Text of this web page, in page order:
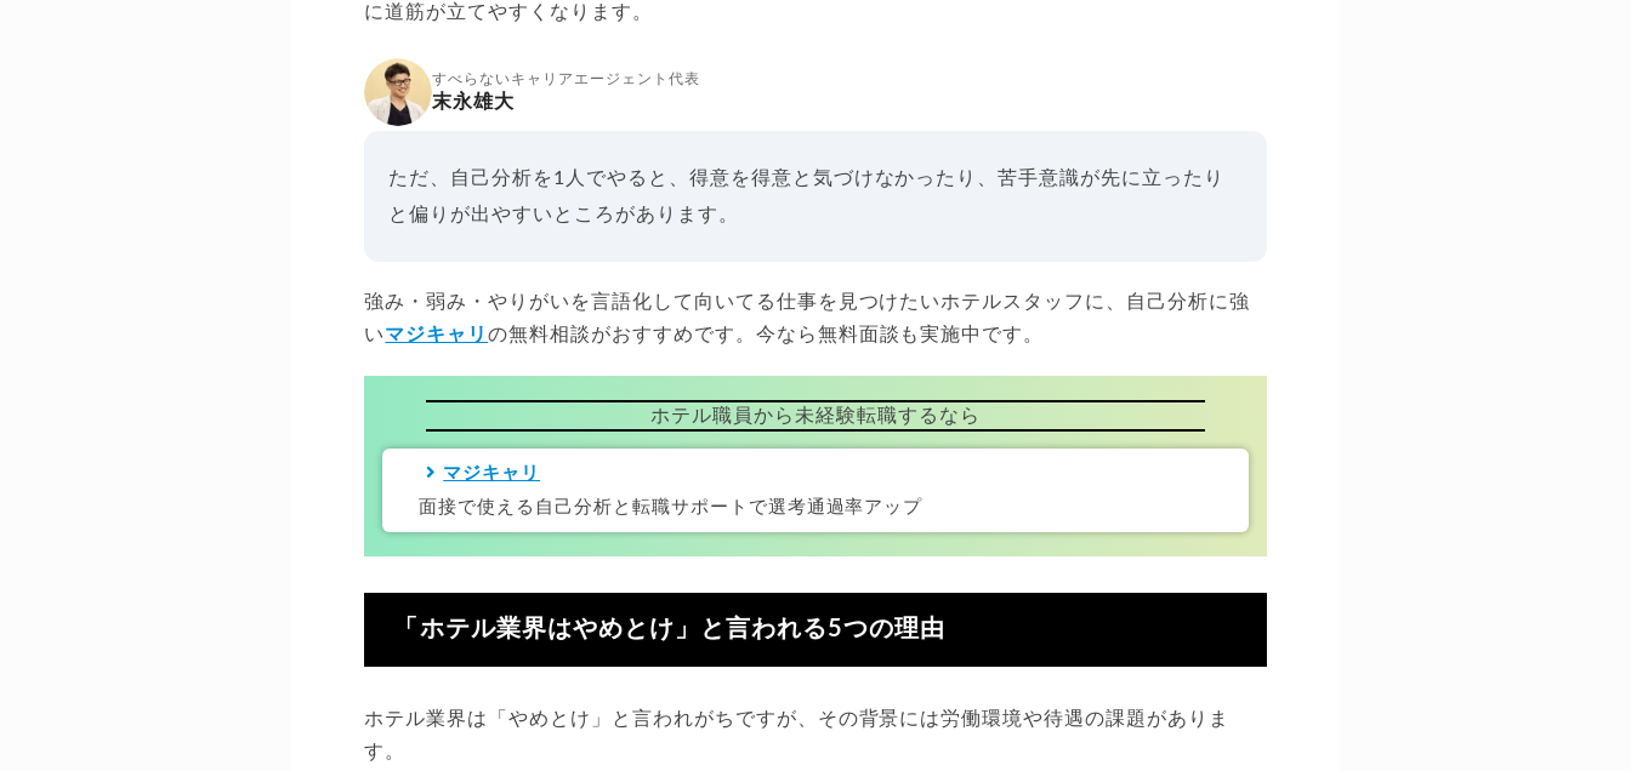
に道筋が立てやすくなります。
すべらないキャリアエージェント代表
末永雄大
ただ、自己分析を1人でやると、得意を得意と気づけなかったり、苦手意識が先に立ったり
と偏りが出やすいところがあります。
強み・弱み・やりがいを言語化して向いてる仕事を見つけたいホテルスタッフに、自己分析に強
いマジキャリの無料相談がおすすめです。今なら無料面談も実施中です。
ホテル職員から未経験転職するなら
マジキャリ
面接で使える自己分析と転職サポートで選考通過率アップ
「ホテル業界はやめとけ」と言われる5つの理由
ホテル業界は「やめとけ」と言われがちですが、その背景には労働環境や待遇の課題がありま
す。